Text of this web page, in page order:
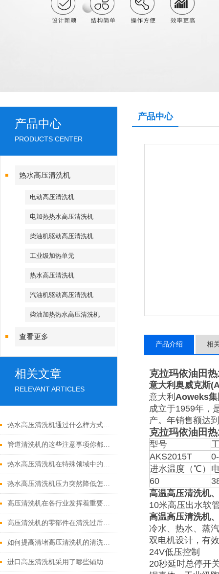
产品中心
PRODUCTS CENTER
热水高压清洗机
电动高压清洗机
电加热热水高压清洗机
柴油机驱动高压清洗机
工业级加热单元
热水高压清洗机
汽油机驱动高压清洗机
柴油加热热水高压清洗机
查看更多
相关文章
RELEVANT ARTICLES
热水高压清洗机通过什么样方式来实现增压呢
管道清洗机的这些注意事项你都落实到位了吗
热水高压清洗机在特殊领域中的应用
热水高压清洗机压力突然降低怎么回事
高压清洗机在各行业发挥着重要的作用
高压清洗机的零部件在清洗过后还需要注意什么
如何提高清堵高压清洗机的清洗效果？
进口高压清洗机采用了哪些铺助系统
产品中心
产品介绍 相
克拉玛依油田
意大利奥威克斯
意大利 Aoweks
成立于1959年，
产。年销售额达
克拉玛依油田
型号
AKS2015T
进水温度（℃）
60
高温高压清洗机
10米高压出水软
高温高压清洗机
冷水、热水、蒸
双电机设计，有
24V低压控制
20秒延时总停开